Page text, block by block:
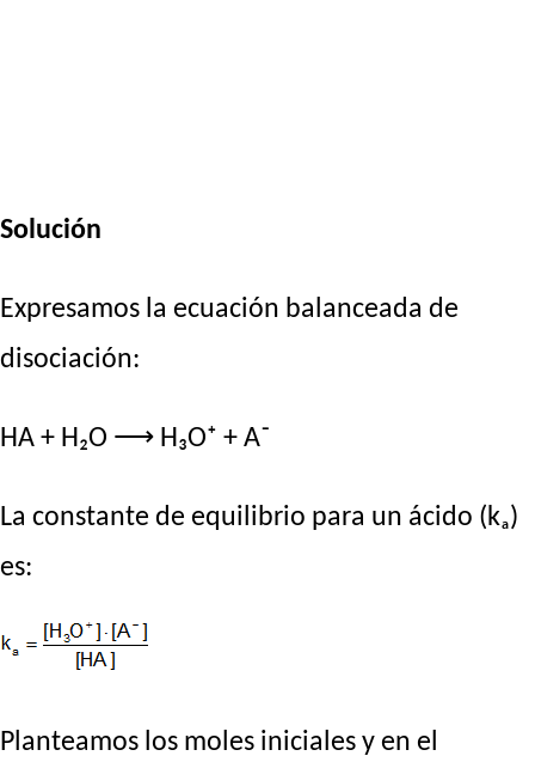
Solución
Expresamos la ecuación balanceada de
disociación:
HA + H₂O ⟶ H₃O⁺ + A⁻
La constante de equilibrio para un ácido (kₐ)
es:
Planteamos los moles iniciales y en el